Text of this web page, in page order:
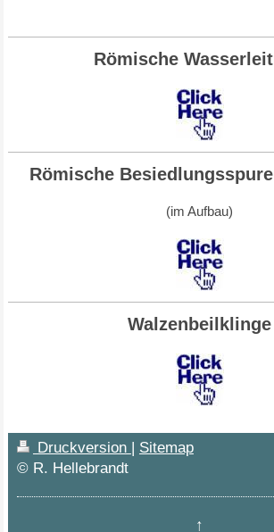
Römische
Römische
(im Aufbau)
Walzenbeilklinge
Druckversion | Sitemap
© R. Hellebrandt
↑